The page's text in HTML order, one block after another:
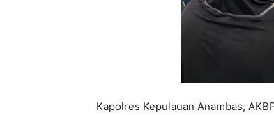
Kapolres Kepulauan Anambas,